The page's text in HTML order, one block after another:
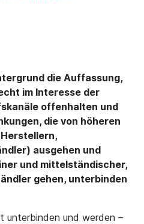
die Auffassung,
im Interesse der
offenhalten und
die von höheren
ausgehen und
und mittelständischer,
gehen, unterbinden
unterbinden und werden –